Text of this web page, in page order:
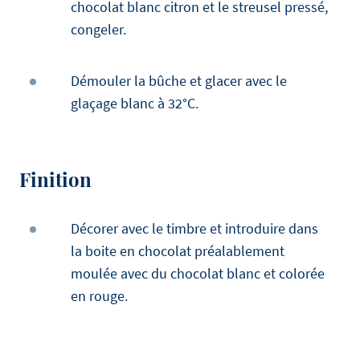
chocolat blanc citron et le streusel pressé,
congeler.
Démouler la bûche et glacer avec le
glaçage blanc à 32°C.
Finition
Décorer avec le timbre et introduire dans
la boite en chocolat préalablement
moulée avec du chocolat blanc et colorée
en rouge.